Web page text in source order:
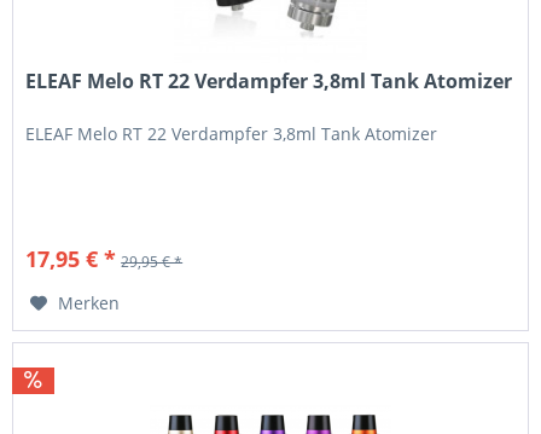
ELEAF Melo RT 22 Verdampfer 3,8ml Tank Atomizer
ELEAF Melo RT 22 Verdampfer 3,8ml Tank Atomizer
17,95 € * 29,95 € *
Merken